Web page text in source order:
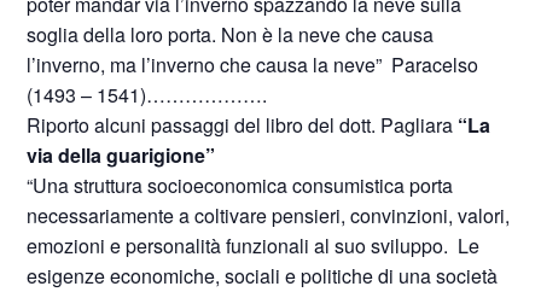
soglia della loro porta. Non è la neve che causa
l’inverno, ma l’inverno che causa la neve” Paracelso
(1493 – 1541)……………….
Riporto alcuni passaggi del libro del dott. Pagliara “La
via della guarigione”
“Una struttura socioeconomica consumistica porta
necessariamente a coltivare pensieri, convinzioni, valori,
emozioni e personalità funzionali al suo sviluppo. Le
esigenze economiche, sociali e politiche di una società